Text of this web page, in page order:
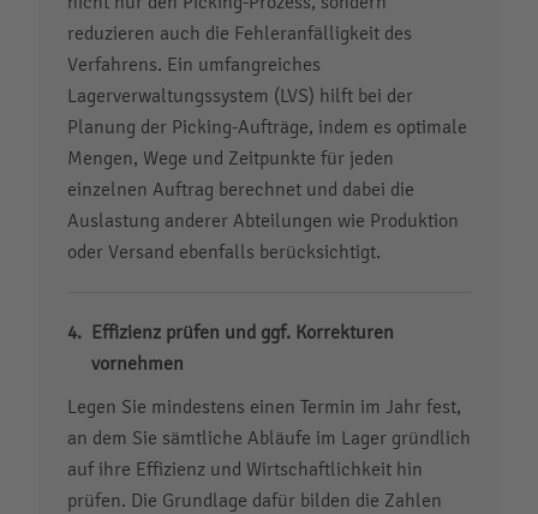
reduzieren auch die Fehleranfälligkeit des
Verfahrens. Ein umfangreiches
Lagerverwaltungssystem (LVS) hilft bei der
Planung der Picking-Aufträge, indem es optimale
Mengen, Wege und Zeitpunkte für jeden
einzelnen Auftrag berechnet und dabei die
Auslastung anderer Abteilungen wie Produktion
oder Versand ebenfalls berücksichtigt.
Effizienz prüfen und ggf. Korrekturen
vornehmen
Legen Sie mindestens einen Termin im Jahr fest,
an dem Sie sämtliche Abläufe im Lager gründlich
auf ihre Effizienz und Wirtschaftlichkeit hin
prüfen. Die Grundlage dafür bilden die Zahlen